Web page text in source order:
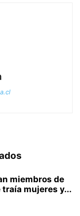
miembros de
mujeres y...